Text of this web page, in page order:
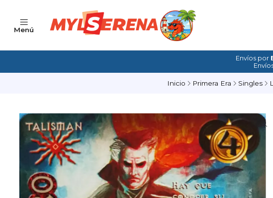
Menú
Envíos por
Inicio Primera Era Singles